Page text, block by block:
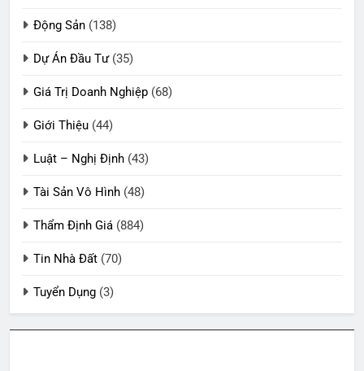
Động Sản (138)
Dự Án Đầu Tư(35)
Giá Trị Doanh Nghiệp (68)
Giới Thiệu (44)
Luật – Nghị Định (43)
Tài Sản Vô Hình (48)
Thẩm Định Giá (884)
Tin Nhà Đất (70)
Tuyển Dụng (3)